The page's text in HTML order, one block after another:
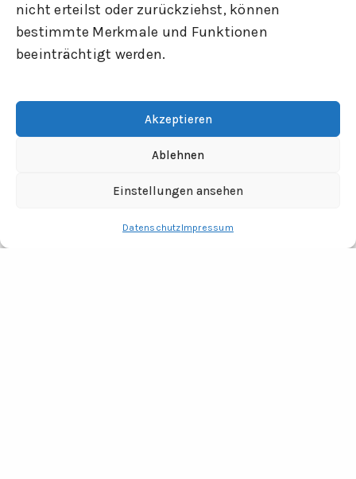
nicht erteilst oder zurückziehst, können
bestimmte Merkmale und Funktionen
beeinträchtigt werden.
Akzeptieren
Ablehnen
Einstellungen ansehen
DatenschutzImpressum